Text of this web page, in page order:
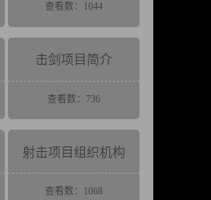
查看数：1044
击剑项目简介
查看数：736
射击项目组织机构
查看数：1068